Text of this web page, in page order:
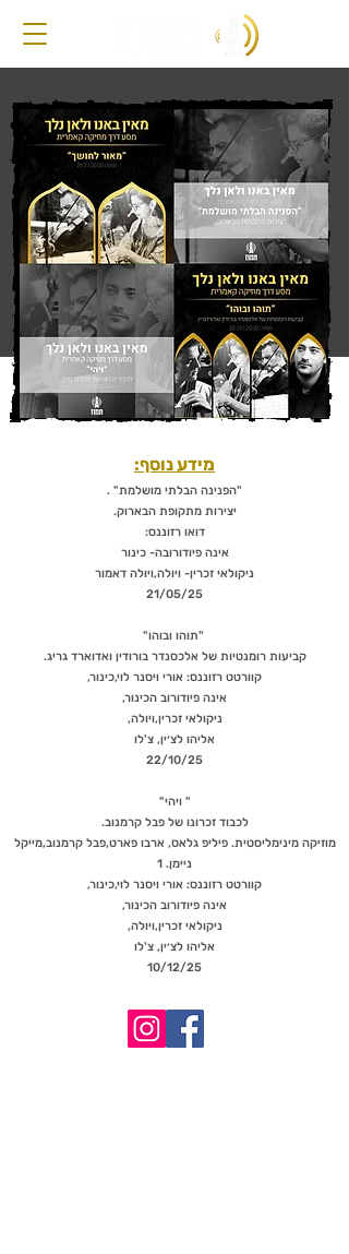
מידע נוסף:
"הפנינה הבלתי מושלמת" .
יצירות מתקופת הבארוק.
דואו רזוננס:
אינה פיודורובה- כינור
ניקולאי זכרין- ויולה,ויולה דאמור
21/05/25
"תוהו ובוהו"
קביעות רומנטיות של אלכסנדר בורודין ואדוארד גריג.
קוורטט רזוננס: אורי ויסנר לוי,כינור,
אינה פיודורוב הכינור,
ניקולאי זכרין,ויולה,
אליהו לצ׳ין, צ'לו
22/10/25
" ויהי"
לכבוד זכרונו של פבל קרמנוב.
מוזיקה מינימליסטית. פיליפ גלאס, ארבו פארט,פבל קרמנוב,מייקל
ניימן. 1
קוורטט רזוננס: אורי ויסנר לוי,כינור,
אינה פיודורוב הכינור,
ניקולאי זכרין,ויולה,
אליהו לצ׳ין, צ'לו
10/12/25